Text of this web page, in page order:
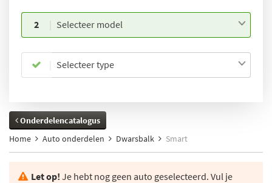
2 Selecteer model
Selecteer type
Onderdelencatalogus
Home
Auto onderdelen Dwarsbalk Smart
Let op! Je hebt nog geen auto geselecteerd. Vul je